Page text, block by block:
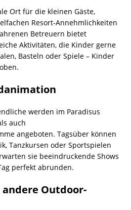
Ort für die kleinen Gäste,
Resort-Annehmlichkeiten
Betreuern bietet
Aktivitäten, die Kinder gerne
Basteln oder Spiele – Kinder
werden im Paradisus
auch
angeboten. Tagsüber können
Tanzkursen oder Sportspielen
sie beeindruckende Shows
perfekt abrunden.
Outdoor-